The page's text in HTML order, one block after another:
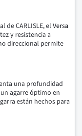
de CARLISLE, el Versa
y resistencia a
direccional permite
una profundidad
agarre óptimo en
están hechos para